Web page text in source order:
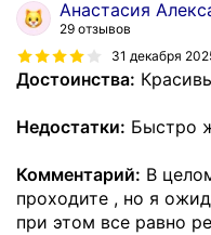
Анастасия
29 отзывов
31 декабря
Достоинства:
Недостатки: Быстро
Комментарий: В
проходите , но я
при этом все равно